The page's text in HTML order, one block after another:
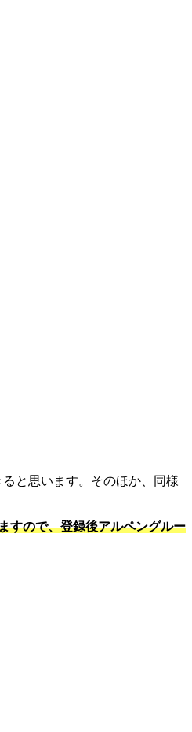
と思います。そのほか、同様
すので、登録後アルペングルー